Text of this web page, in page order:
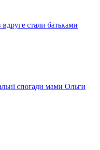
стали батьками
спогади мами Ольги